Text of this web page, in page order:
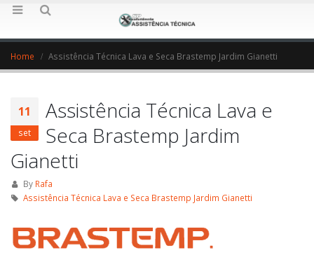
Home Assistência Técnica Lava e Seca Brastemp Jardim Gianetti
11
set
Assistência Técnica Lava e
Seca Brastemp Jardim
Gianetti
By Rafa
Assistência Técnica Lava e Seca Brastemp Jardim Gianetti